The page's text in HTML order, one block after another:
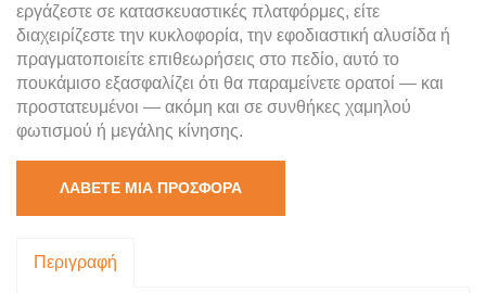
εργάζεστε σε κατασκευαστικές πλατφόρμες, είτε
διαχειρίζεστε την κυκλοφορία, την εφοδιαστική αλυσίδα ή
πραγματοποιείτε επιθεωρήσεις στο πεδίο, αυτό το
πουκάμισο εξασφαλίζει ότι θα παραμείνετε ορατοί — και
προστατευμένοι — ακόμη και σε συνθήκες χαμηλού
φωτισμού ή μεγάλης κίνησης.
ΛΆΒΕΤΕ ΜΙΑ ΠΡΟΣΦΟΡΆ
Περιγραφή